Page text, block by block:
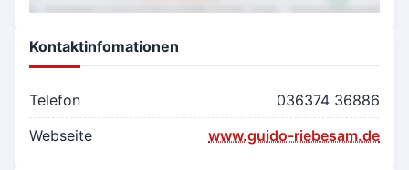
Kontaktinfomationen
Telefon
036374 36886
Webseite
www.guido-riebesam.de